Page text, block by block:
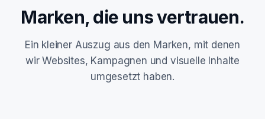
Marken, die uns vertrauen.
Ein kleiner Auszug aus den Marken, mit denen
wir Websites, Kampagnen und visuelle Inhalte
umgesetzt haben.